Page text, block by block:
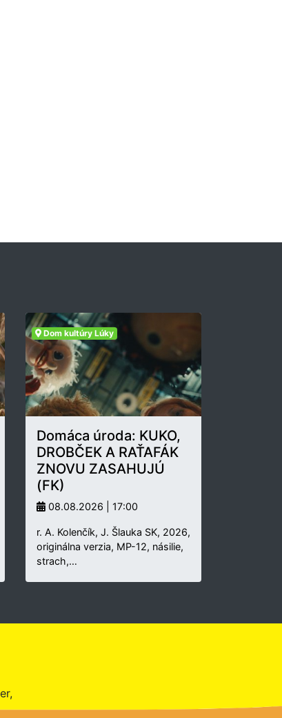
Dom kultúry Lúky
Domáca úroda: KUKO,
DROBČEK A RAŤAFÁK
ZNOVU ZASAHUJÚ
(FK)
08.08.2026 | 17:00
r. A. Kolenčík, J. Šlauka SK, 2026,
originálna verzia, MP-12, násilie,
strach,…